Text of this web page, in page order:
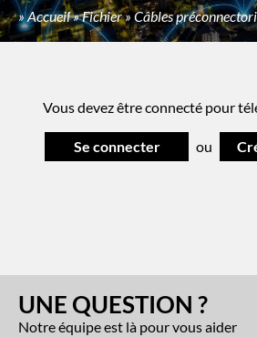
»Accueil»Fichier»Câbles
Vous devez être connecté pour
Se connecter ou
UNE QUESTION ?
Notre équipe est là pour vous aider